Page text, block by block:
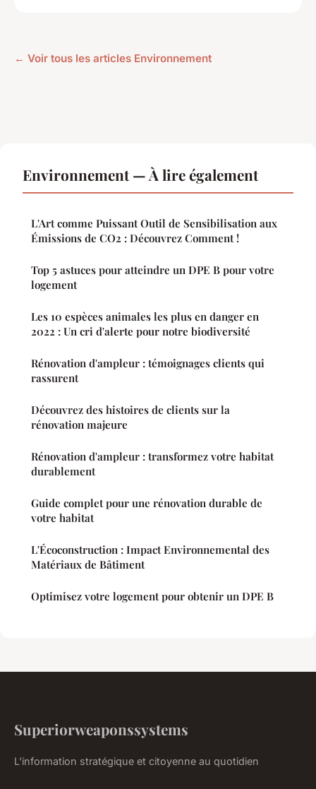
← Voir tous les articles Environnement
Environnement — À lire également
L'Art comme Puissant Outil de Sensibilisation aux
Émissions de CO2 : Découvrez Comment !
Top 5 astuces pour atteindre un DPE B pour votre
logement
Les 10 espèces animales les plus en danger en
2022 : Un cri d'alerte pour notre biodiversité
Rénovation d'ampleur : témoignages clients qui
rassurent
Découvrez des histoires de clients sur la
rénovation majeure
Rénovation d'ampleur : transformez votre habitat
durablement
Guide complet pour une rénovation durable de
votre habitat
L'Écoconstruction : Impact Environnemental des
Matériaux de Bâtiment
Optimisez votre logement pour obtenir un DPE B
Superiorweaponssystems
L'information stratégique et citoyenne au quotidien